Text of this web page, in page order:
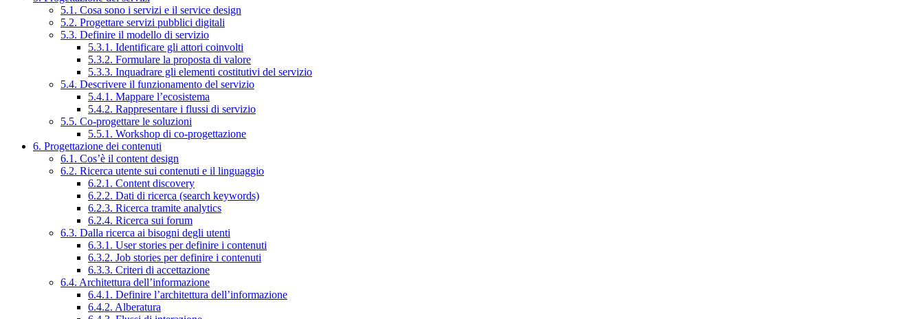
5.1. Cosa sono i servizi e il service design
5.2. Progettare servizi pubblici digitali
5.3. Definire il modello di servizio
5.3.1. Identificare gli attori coinvolti
5.3.2. Formulare la proposta di valore
5.3.3. Inquadrare gli elementi costitutivi del servizio
5.4. Descrivere il funzionamento del servizio
5.4.1. Mappare l’ecosistema
5.4.2. Rappresentare i flussi di servizio
5.5. Co-progettare le soluzioni
5.5.1. Workshop di co-progettazione
6. Progettazione dei contenuti
6.1. Cos’è il content design
6.2. Ricerca utente sui contenuti e il linguaggio
6.2.1. Content discovery
6.2.2. Dati di ricerca (search keywords)
6.2.3. Ricerca tramite analytics
6.2.4. Ricerca sui forum
6.3. Dalla ricerca ai bisogni degli utenti
6.3.1. User stories per definire i contenuti
6.3.2. Job stories per definire i contenuti
6.3.3. Criteri di accettazione
6.4. Architettura dell’informazione
6.4.1. Definire l’architettura dell’informazione
6.4.2. Alberatura